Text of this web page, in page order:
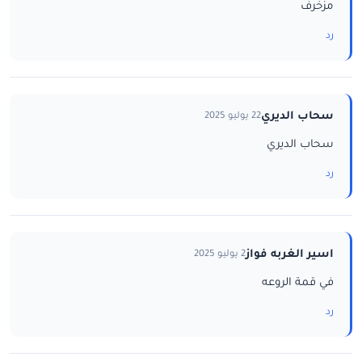
مزخرف
رد
سحاب الديري22 يوليو 2025
سحاب الديري
رد
اسير الغربه فواز2 يوليو 2025
في قمة الروعه
رد